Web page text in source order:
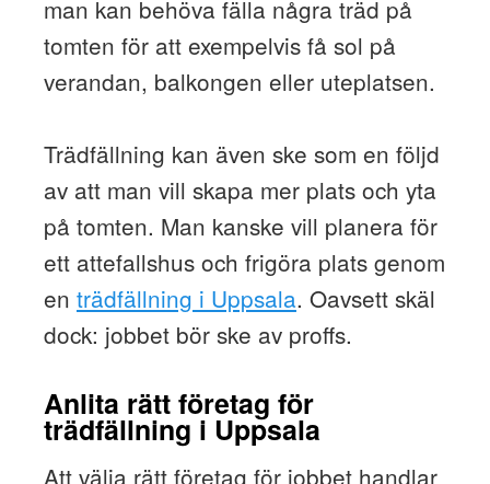
man kan behöva fälla några träd på
tomten för att exempelvis få sol på
verandan, balkongen eller uteplatsen.
Trädfällning kan även ske som en följd
av att man vill skapa mer plats och yta
på tomten. Man kanske vill planera för
ett attefallshus och frigöra plats genom
en trädfällning i Uppsala. Oavsett skäl
dock: jobbet bör ske av proffs.
Anlita rätt företag för
trädfällning i Uppsala
Att välja rätt företag för jobbet handlar